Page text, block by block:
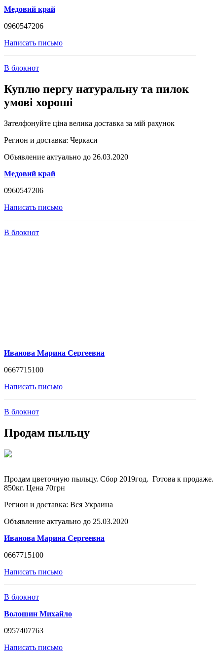
Медовий край
0960547206
Написать письмо
В блокнот
Куплю пергу натуральну та пилок
умові хороші
Зателфонуйте ціна велика доставка за мій рахунок
Регион и доставка: Черкаси
Объявление актуально до 26.03.2020
Медовий край
0960547206
Написать письмо
В блокнот
Иванова Марина Сергеевна
0667715100
Написать письмо
В блокнот
Продам пыльцу
Продам цветочную пыльцу. Сбор 2019год. Готова к продаже.
850кг. Цена 70грн
Регион и доставка: Вся Украина
Объявление актуально до 25.03.2020
Иванова Марина Сергеевна
0667715100
Написать письмо
В блокнот
Волошин Михайло
0957407763
Написать письмо